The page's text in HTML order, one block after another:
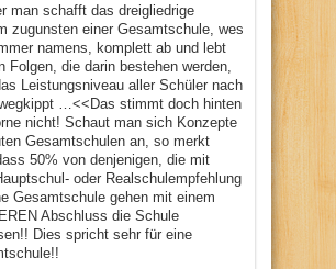
man schafft das dreigliedrige
zugunsten einer Gesamtschule, wes
namens, komplett ab und lebt
Folgen, die darin bestehen werden,
Leistungsniveau aller Schüler nach
…<<Das stimmt doch hinten
nicht! Schaut man sich Konzepte
Gesamtschulen an, so merkt
50% von denjenigen, die mit
oder Realschulempfehlung
Gesamtschule gehen mit einem
Abschluss die Schule
Dies spricht sehr für eine